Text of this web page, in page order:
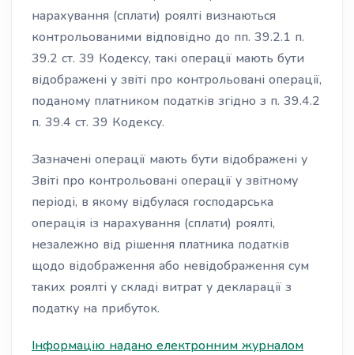
нарахування (сплати) роялті визнаються
контрольованими відповідно до пп. 39.2.1 п.
39.2 ст. 39 Кодексу, такі операції мають бути
відображені у звіті про контрольовані операції,
поданому платником податків згідно з п. 39.4.2
п. 39.4 ст. 39 Кодексу.
Зазначені операції мають бути відображені у
Звіті про контрольовані операції у звітному
періоді, в якому відбулася господарська
операція із нарахування (сплати) роялті,
незалежно від рішення платника податків
щодо відображення або невідображення сум
таких роялті у складі витрат у декларації з
податку на прибуток.
Інформацію надано електронним журналом